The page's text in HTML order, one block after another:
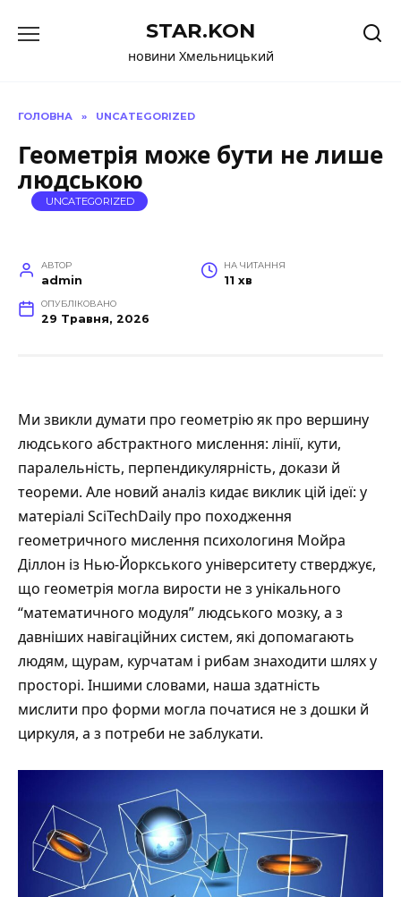
до
STAR.KON
новини Хмельницький
ГОЛОВНА » UNCATEGORIZED
Геометрія може бути не лише
людською
UNCATEGORIZED
АВТОР
admin
НА ЧИТАННЯ
11 хв
ОПУБЛІКОВАНО
29 Травня, 2026
Ми звикли думати про геометрію як про вершину
людського абстрактного мислення: лінії, кути,
паралельність, перпендикулярність, докази й
теореми. Але новий аналіз кидає виклик цій ідеї: у
матеріалі SciTechDaily про походження
геометричного мислення психологиня Мойра
Діллон із Нью-Йоркського університету стверджує,
що геометрія могла вирости не з унікального
“математичного модуля” людського мозку, а з
давніших навігаційних систем, які допомагають
людям, щурам, курчатам і рибам знаходити шлях у
просторі. Іншими словами, наша здатність
мислити про форми могла початися не з дошки й
циркуля, а з потреби не заблукати.